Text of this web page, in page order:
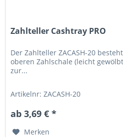
Zahlteller Cashtray PRO
Der Zahlteller ZACASH-20
oberen Zahlschale (leicht
zur...
Artikelnr: ZACASH-20
ab 3,69 € *
Merken